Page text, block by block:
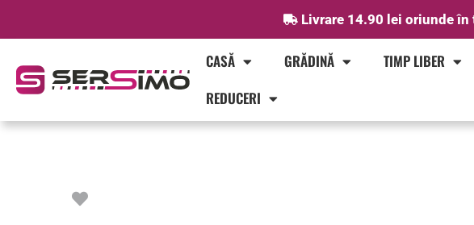
Livrare 14.90 lei oriunde
CASĂ GRĂDINĂ TIMP LIBER
REDUCERI